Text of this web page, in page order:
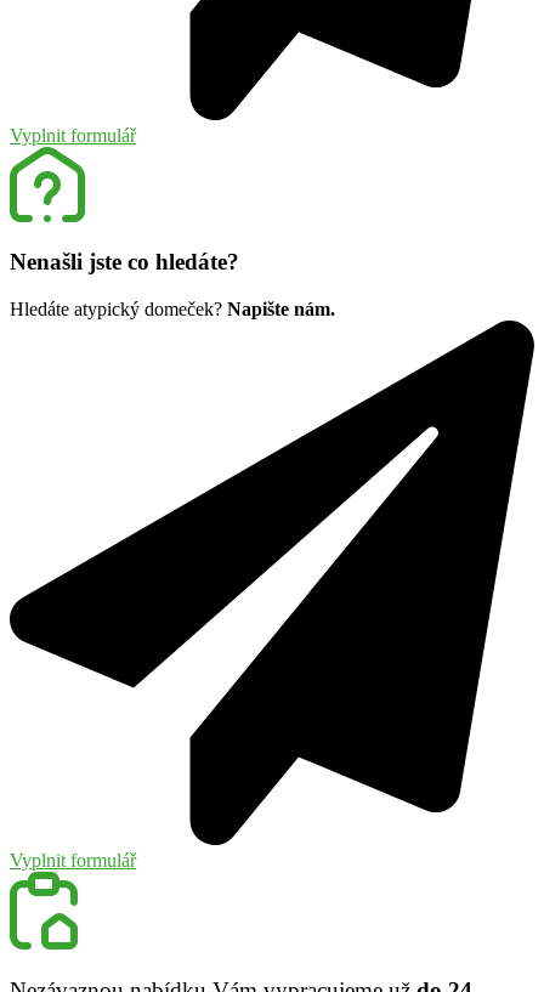
Vyplnit formulář
Nenašli jste co hledáte?
Hledáte atypický domeček? Napište nám.
Vyplnit formulář